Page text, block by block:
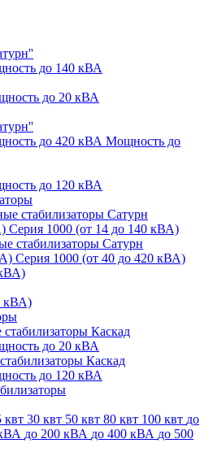
до 140 кВА
до 20 кВА
до 420 кВА Мощность до
до 120 кВА
стабилизаторы Сатурн
Серия 1000 (от 14 до 140 кВА)
стабилизаторы Сатурн
Серия 1000 (от 40 до 420 кВА)
кВА)
Каскад
до 20 кВА
Каскад
до 120 кВА
квт 30 квт 50 квт 80 квт 100 квт до
до 200 кВА до 400 кВА до 500